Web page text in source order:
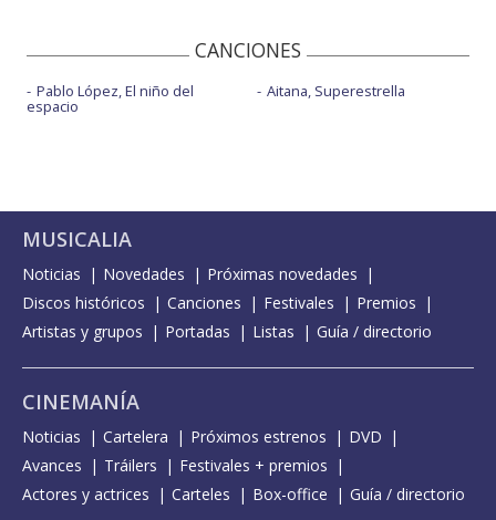
CANCIONES
Pablo López, El niño del
espacio
Aitana, Superestrella
MUSICALIA
Noticias Novedades
Próximas novedades
Discos históricos
Canciones Festivales
Premios
Artistas y grupos
Portadas Listas Guía / directorio
CINEMANÍA
Noticias Cartelera Próximos estrenos
DVD
Avances
Tráilers
Festivales + premios
Actores y actrices
Carteles Box-office Guía / directorio